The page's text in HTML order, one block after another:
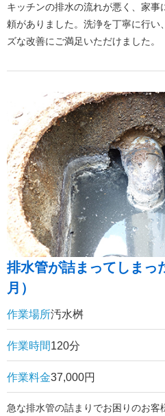
キッチンの排水の流れが悪く、家
頼がありました。洗浄を丁寧に行
ズな改善にご満足いただけました。
排水管が詰まってしまっ
月）
作業場所汚水桝
作業時間120分
作業料金37,000円
急な排水管の詰まりでお困りのお